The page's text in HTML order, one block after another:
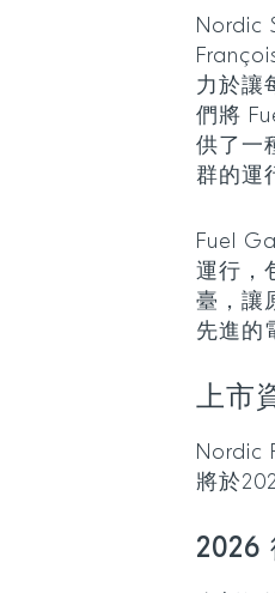
Nordic
力於讓
們將
供了一
群的運
Fuel
運行，
臺，讓
先進的
上市
Nordic
將於
2026